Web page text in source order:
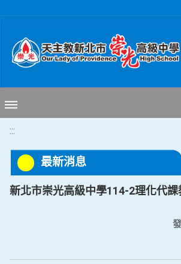
:::
最新消息
新北市崇光高級中學114-2理化代